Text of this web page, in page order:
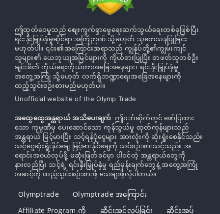
ဤထုတ်ဝေမှုသည် စျေးကွက်ရှာဖွေရေးဆက်သွယ်ရေးတစ်ခုဖြစ်ပြီး
ရင်းနှီးမြှုပ်နှံမှုဆိုင်ရာ အကြံဉာဏ် သို့မဟုတ် သုတေသနပြုခြင်း
မဟုတ်ပါ။ ၎င်း၏အကြောင်းအရာသည် ကျွန်ုပ်တို့၏ကျွမ်းကျင်
သူများ၏ ယေဘုယျအမြင်များကို ကိုယ်စားပြုပြီး စာဖတ်သူတစ်ဦး
ချင်းစီ၏ ကိုယ်ရေးကိုယ်တာအခြေအနေများ၊ ရင်းနှီးမြှုပ်နှံမှု
အတွေ့အကြုံ သို့မဟုတ် လက်ရှိဘဏ္ဍာရေးအခြေအနေများကို
ထည့်သွင်းစဉ်းစားမည်မဟုတ်ပါ။
Unofficial website of the Olymp Trade
အထွေထွေအန္တရာယ် အသိပေးချက်: ဤဝဘ်ဆိုက်တွင် ဖော်ပြထား
သော ကုမ္ပဏီမှ ပေးဆောင်သော ကုန်သွယ်မှု ထုတ်ကုန်များသည်
အန္တရာယ် မြင့်မားပြီး သင့်ရန်ပုံငွေများ အားလုံးကို ဆုံးရှုံးစေနိုင်သည်။
သင့်ငွေဆုံးရှုံးနိုင်ချေ မြင့်မားနိုင်ချေကို သင်စဉ်းစားသင့်သည်။ အ
ရောင်းအ၀ယ်လုပ်ဖို့ မဆုံးဖြတ်ခင်မှာ ပါဝင်တဲ့ အန္တရာယ်တွေကို
နားလည်ပြီး သင့်ရဲ့ ရင်းနှီးမြှုပ်နှံမှု ရည်မှန်းချက်တွေနဲ့ အတွေ့အကြုံ
အဆင့်ကို ထည့်သွင်းစဉ်းစားဖို့ သေချာဖို့လိုပါတယ်။
Olymptrade
Olymptrade အကြောင်း
Affiliate Program ကို
ဆိုင်းအင်လုပ်ခြင်း ဆိုင်းအပ်